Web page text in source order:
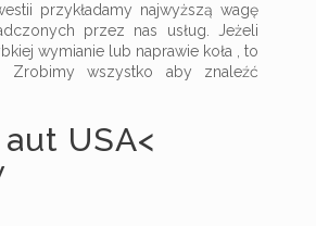
przykładamy najwyższą wagę
przez nas usług. Jeżeli
wymianie lub naprawie koła , to
Zrobimy wszystko aby znaleźć
USA<